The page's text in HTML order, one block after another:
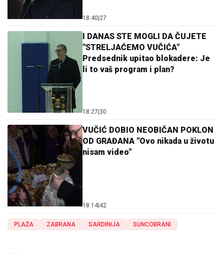
18:40 27
I DANAS STE MOGLI DA ČUJETE
"STRELJAĆEMO VUČIĆA"
Predsednik upitao blokadere: Je
li to vaš program i plan?
18:27 30
VUČIĆ DOBIO NEOBIČAN POKLON
OD GRAĐANA "Ovo nikada u životu
nisam video"
18:14 42
PLAŽA ZABRANA SARDINIJA SUNCOBRANI